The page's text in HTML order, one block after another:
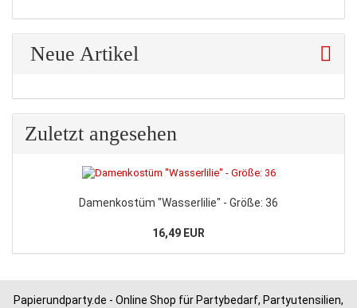
Neue Artikel
Zuletzt angesehen
Damenkostüm "Wasserlilie" - Größe: 36
16,49 EUR
Papierundparty.de - Online Shop für Partybedarf, Partyutensilien,